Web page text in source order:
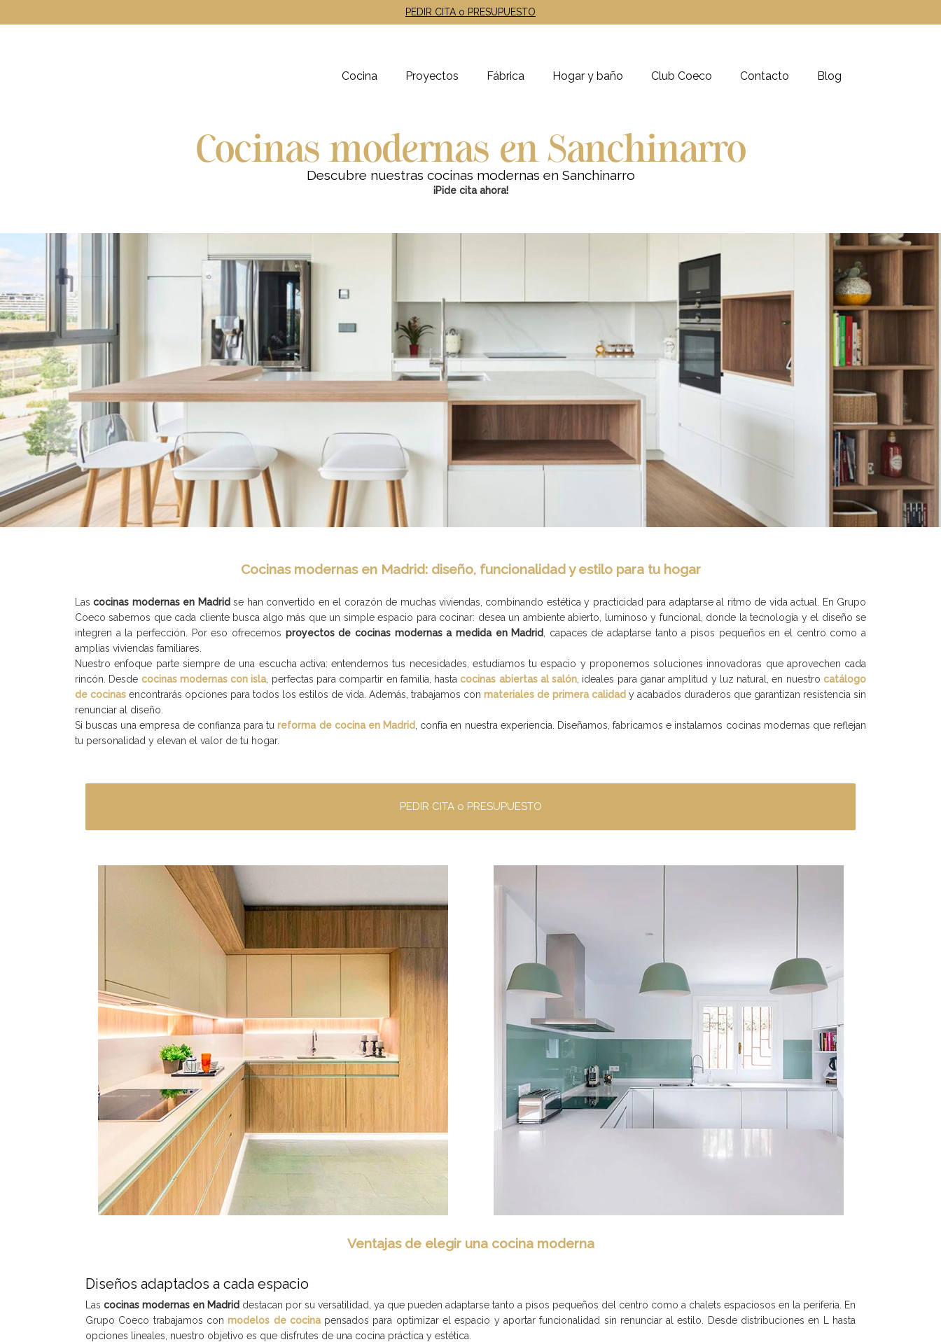
PEDIR CITA o PRESUPUESTO
Cocina Proyectos Fábrica Hogar y baño Club Coeco Contacto Blog
Cocinas modernas en Sanchinarro
Descubre nuestras cocinas modernas en Sanchinarro
¡Pide cita ahora!
Cocinas modernas en Madrid: diseño, funcionalidad y estilo para tu hogar
Lascocinas modernas en Madrid se han convertido en el corazón de muchas viviendas, combinando estética y practicidad para adaptarse al ritmo de vida actual. En Grupo
Coeco sabemos que cada cliente busca algo más que un simple espacio para cocinar: desea un ambiente abierto, luminoso y funcional, donde la tecnología y el diseño se
integren a la perfección. Por eso ofrecemos proyectos de cocinas modernas a medida en Madrid
, capaces de adaptarse tanto a pisos pequeños en el centro como a
amplias viviendas familiares.
Nuestro enfoque parte siempre de una escucha activa: entendemos tus necesidades, estudiamos tu espacio y proponemos soluciones innovadoras que aprovechen cada
rincón. Desde cocinas modernas con isla, perfectas para compartir en familia, hastacocinas abiertas al salón , ideales para ganar amplitud y luz natural, en nuestrocatálogo
de cocinas encontrarás opciones para todos los estilos de vida. Además, trabajamos con materiales de primera calidad y acabados duraderos que garantizan resistencia sin
renunciar al diseño.
Si buscas una empresa de confianza para tureforma de cocina en Madrid
, confía en nuestra experiencia. Diseñamos, fabricamos e instalamos cocinas modernas que reflejan
tu personalidad y elevan el valor de tu hogar.
PEDIR CITA o PRESUPUESTO
Ventajas de elegir una cocina moderna
Diseños adaptados a cada espacio
Las cocinas modernas en Madrid destacan por su versatilidad, ya que pueden adaptarse tanto a pisos pequeños del centro como a chalets espaciosos en la periferia. En
Grupo Coeco trabajamos conmodelos de cocinapensados para optimizar el espacio y aportar funcionalidad sin renunciar al estilo. Desde distribuciones en L hasta
opciones lineales, nuestro objetivo es que disfrutes de una cocina práctica y estética.